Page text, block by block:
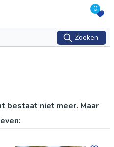
0
Zoeken
bestaat niet meer. Maar